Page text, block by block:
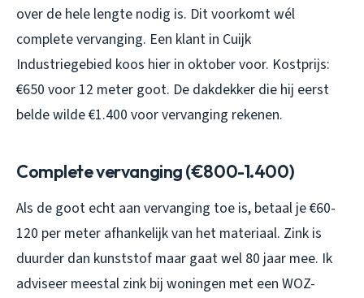
over de hele lengte nodig is. Dit voorkomt wél
complete vervanging. Een klant in Cuijk
Industriegebied koos hier in oktober voor. Kostprijs:
€650 voor 12 meter goot. De dakdekker die hij eerst
belde wilde €1.400 voor vervanging rekenen.
Complete vervanging (€800-1.400)
Als de goot echt aan vervanging toe is, betaal je €60-
120 per meter afhankelijk van het materiaal. Zink is
duurder dan kunststof maar gaat wel 80 jaar mee. Ik
adviseer meestal zink bij woningen met een WOZ-